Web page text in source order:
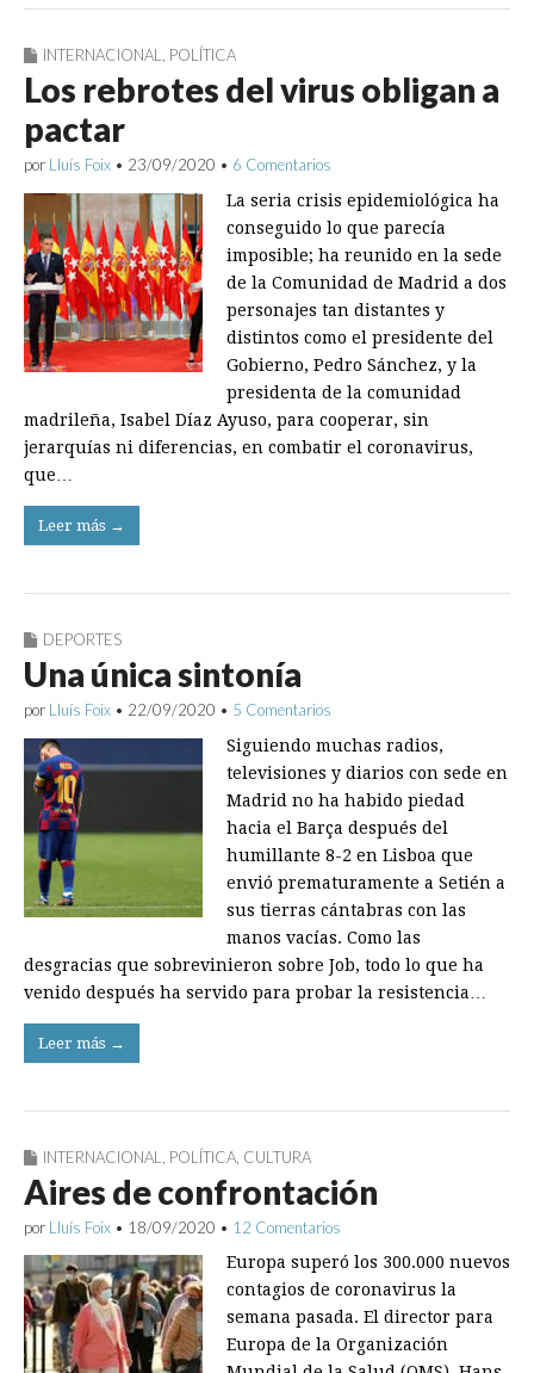
INTERNACIONAL POLÍTICA
Los rebrotes del virus obligan a
pactar
por Lluís Foix • 23/09/2020 • 6 Comentarios
La seria crisis epidemiológica ha
conseguido lo que parecía
imposible; ha reunido en la sede
de la Comunidad de Madrid a dos
personajes tan distantes y
distintos como el presidente del
Gobierno, Pedro Sánchez, y la
presidenta de la comunidad
madrileña, Isabel Díaz Ayuso, para cooperar, sin
jerarquías ni diferencias, en combatir el coronavirus,
que…
Leer más →
DEPORTES
Una única sintonía
por Lluís Foix • 22/09/2020 • 5 Comentarios
Siguiendo muchas radios,
televisiones y diarios con sede en
Madrid no ha habido piedad
hacia el Barça después del
humillante 8-2 en Lisboa que
envió prematuramente a Setién a
sus tierras cántabras con las
manos vacías. Como las
desgracias que sobrevinieron sobre Job, todo lo que ha
venido después ha servido para probar la resistencia…
Leer más →
INTERNACIONAL POLÍTICA CULTURA
Aires de confrontación
por Lluís Foix • 18/09/2020 • 12 Comentarios
Europa superó los 300.000 nuevos
contagios de coronavirus la
semana pasada. El director para
Europa de la Organización